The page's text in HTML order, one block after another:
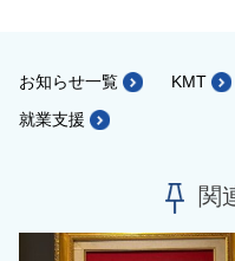
お知らせ一覧 KMT
就業支援
関